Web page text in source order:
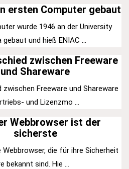
ersten Computer gebaut
wurde 1946 an der University
und hieß ENIAC ...
zwischen Freeware
und Shareware
zwischen Freeware und Shareware
und Lizenzmo ...
Webbrowser ist der
sicherste
Webbrowser, die für ihre Sicherheit
bekannt sind. Hie ...